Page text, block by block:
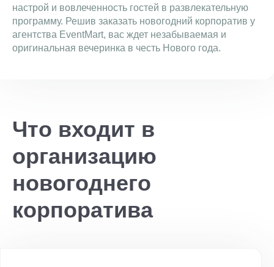
настрой и вовлеченность гостей в развлекательную
программу. Решив заказать новогодний корпоратив у
агентства EventMart, вас ждет незабываемая и
оригинальная вечеринка в честь Нового года.
Что входит в
организацию
новогоднего
корпоратива